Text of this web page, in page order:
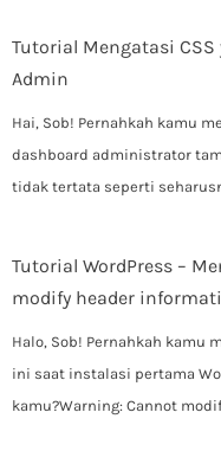
Tutorial Mengatasi CSS
Admin
Hai, Sob! Pernahkah kamu
dashboard administrator
tidak tertata seperti
Tutorial WordPress –
modify header
Halo, Sob! Pernahkah kamu
ini saat instalasi pertama
kamu?Warning: Cannot